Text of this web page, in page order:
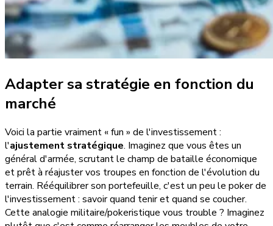
Adapter sa stratégie en fonction du
marché
Voici la partie vraiment « fun » de l'investissement :
l'ajustement stratégique. Imaginez que vous êtes un
général d'armée, scrutant le champ de bataille économique
et prêt à réajuster vos troupes en fonction de l'évolution du
terrain. Rééquilibrer son portefeuille, c'est un peu le poker de
l'investissement : savoir quand tenir et quand se coucher.
Cette analogie militaire/pokeristique vous trouble ? Imaginez